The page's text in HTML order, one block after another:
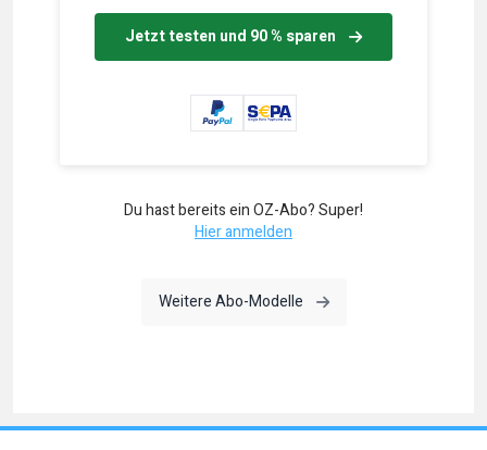
Jetzt testen und 90 % sparen
Du hast bereits ein OZ-Abo? Super!
Hier anmelden
Weitere Abo-Modelle